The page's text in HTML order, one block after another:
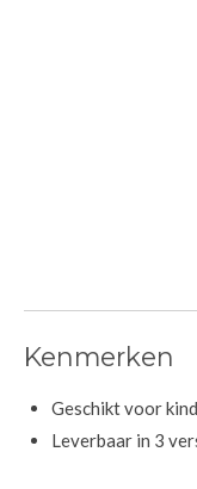
Kenmerken
Geschikt voor
Leverbaar in 3